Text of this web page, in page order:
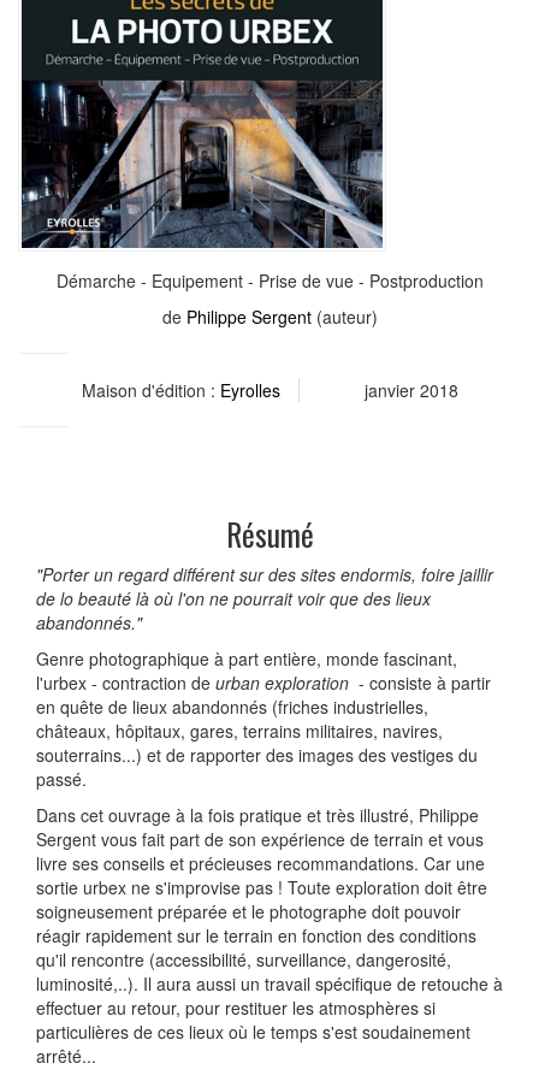
Démarche - Equipement - Prise de vue - Postproduction
de Philippe Sergent(auteur)
Maison d'édition : Eyrolles janvier 2018
Résumé
"Porter un regard différent sur des sites endormis, foire jaillir
de lo beauté là où l'on ne pourrait voir que des lieux
abandonnés."
Genre photographique à part entière, monde fascinant,
l'urbex - contraction de urban exploration - consiste à partir
en quête de lieux abandonnés (friches industrielles,
châteaux, hôpitaux, gares, terrains militaires, navires,
souterrains...) et de rapporter des images des vestiges du
passé.
Dans cet ouvrage à la fois pratique et très illustré, Philippe
Sergent vous fait part de son expérience de terrain et vous
livre ses conseils et précieuses recommandations. Car une
sortie urbex ne s'improvise pas ! Toute exploration doit être
soigneusement préparée et le photographe doit pouvoir
réagir rapidement sur le terrain en fonction des conditions
qu'il rencontre (accessibilité, surveillance, dangerosité,
luminosité,..). Il aura aussi un travail spécifique de retouche à
effectuer au retour, pour restituer les atmosphères si
particulières de ces lieux où le temps s'est soudainement
arrêté...